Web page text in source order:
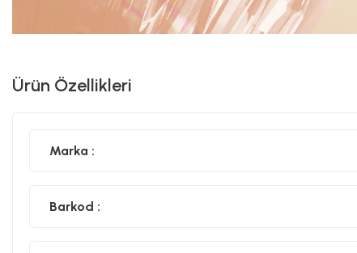
Ürün Özellikleri
Marka :
Barkod :